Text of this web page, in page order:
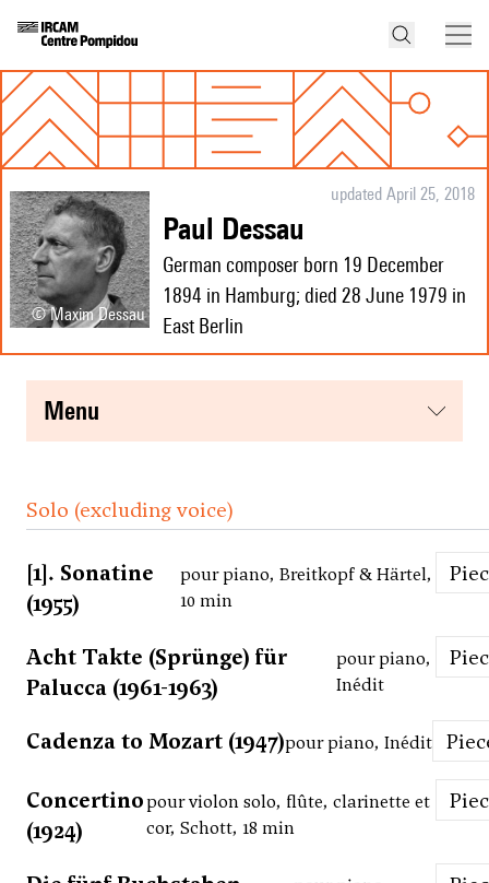
© Maxim Dessau
updated April 25, 2018
Paul Dessau
German composer born 19 December
1894 in Hamburg; died 28 June 1979 in
East Berlin
menu
Solo (excluding voice)
[1]. Sonatine
(1955)
pour piano, Breitkopf & Härtel,
10 min
Acht Takte (Sprünge) für
Palucca (1961-1963)
pour piano,
Inédit
Cadenza to Mozart (1947)pour piano, Inédit
Concertino
(1924)
pour violon solo, flûte, clarinette et
cor, Schott, 18 min